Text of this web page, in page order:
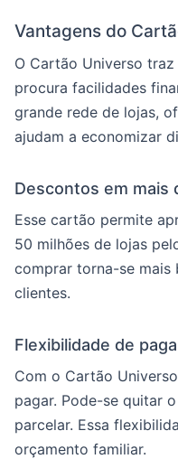
Vantagens do
O Cartão Universo
procura facilidades
grande rede de lojas,
ajudam a economizar
Descontos em mais
Esse cartão permite
50 milhões de lojas
comprar torna-se mais
clientes.
Flexibilidade de
Com o Cartão
pagar. Pode-se quitar
parcelar. Essa
orçamento familiar.